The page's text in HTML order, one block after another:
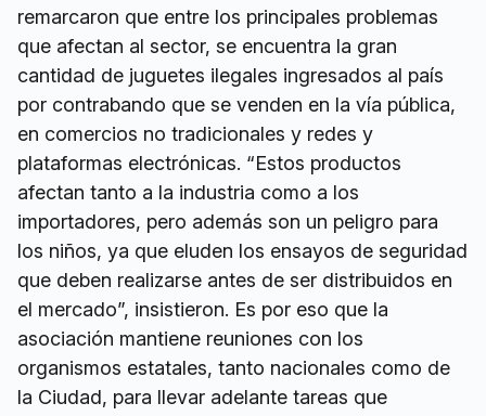
remarcaron que entre los principales problemas
que afectan al sector, se encuentra la gran
cantidad de juguetes ilegales ingresados al país
por contrabando que se venden en la vía pública,
en comercios no tradicionales y redes y
plataformas electrónicas. “Estos productos
afectan tanto a la industria como a los
importadores, pero además son un peligro para
los niños, ya que eluden los ensayos de seguridad
que deben realizarse antes de ser distribuidos en
el mercado”, insistieron. Es por eso que la
asociación mantiene reuniones con los
organismos estatales, tanto nacionales como de
la Ciudad, para llevar adelante tareas que